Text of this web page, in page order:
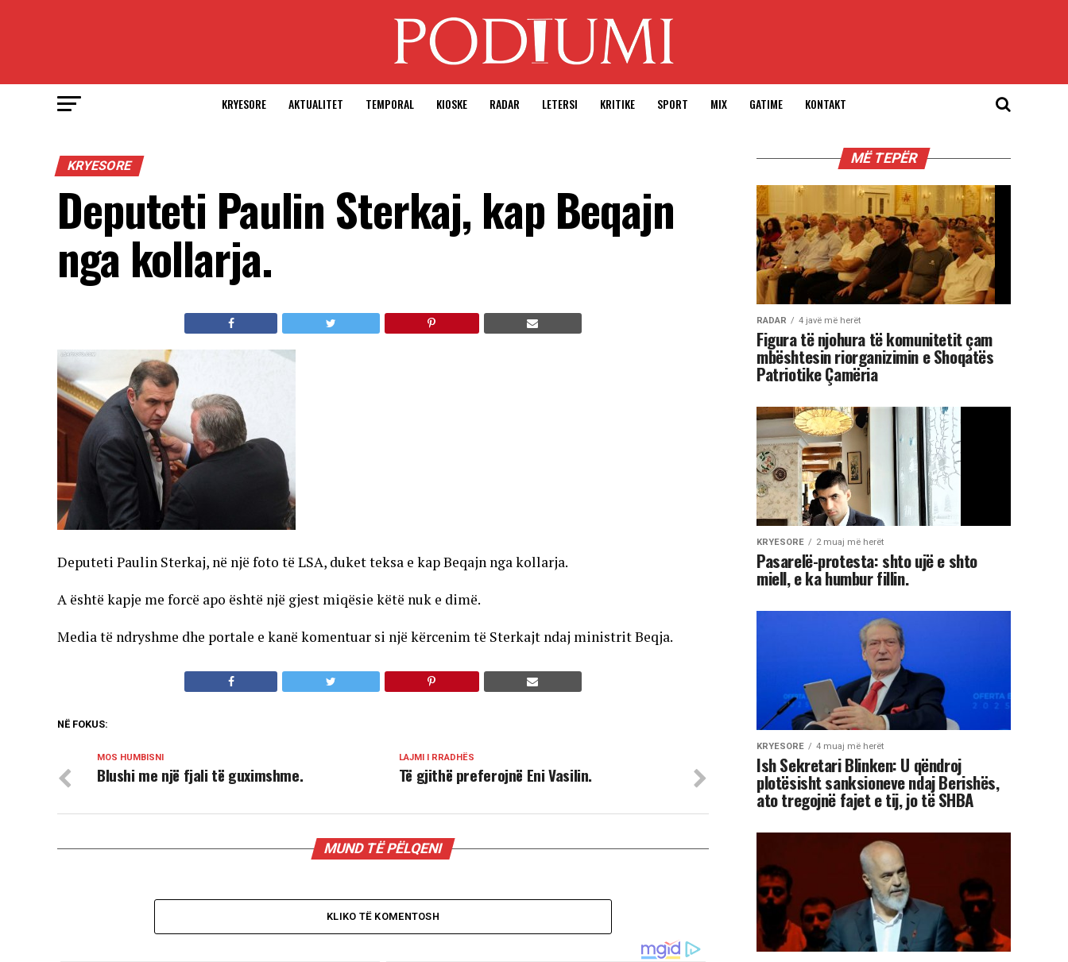
KRYESORE AKTUALITET TEMPORAL KIOSKE RADAR LETERSI KRITIKE SPORT MIX GATIME KONTAKT
KRYESORE
Deputeti Paulin Sterkaj, kap Beqajn
nga kollarja.
Deputeti Paulin Sterkaj, në një foto të LSA, duket teksa e kap Beqajn nga kollarja.
A është kapje me forcë apo është një gjest miqësie këtë nuk e dimë.
Media të ndryshme dhe portale e kanë komentuar si një kërcenim të Sterkajt ndaj ministrit Beqja.
NË FOKUS:
LAJMI I RRADHËS
Të gjithë preferojnë Eni Vasilin.
MOS HUMBISNI
Blushi me një fjali të guximshme.
MUND TË PËLQENI
KLIKO TË KOMENTOSH
MË TEPËR
RADAR 4 javë më herët
Figura të njohura të komunitetit çam
mbështesin riorganizimin e Shoqatës
Patriotike Çamëria
KRYESORE 2 muaj më herët
Pasarelë-protesta: shto ujë e shto
miell, e ka humbur fillin.
KRYESORE 4 muaj më herët
Ish Sekretari Blinken: U qëndroj
plotësisht sanksioneve ndaj Berishës,
ato tregojnë fajet e tij, jo të SHBA